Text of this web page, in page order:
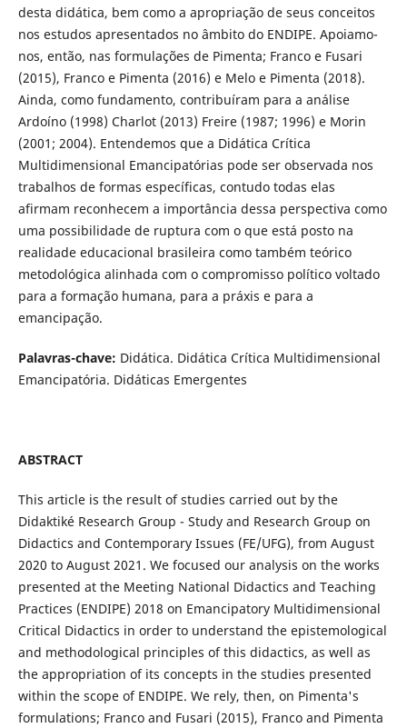
desta didática, bem como a apropriação de seus conceitos
nos estudos apresentados no âmbito do ENDIPE. Apoiamo-
nos, então, nas formulações de Pimenta; Franco e Fusari
(2015), Franco e Pimenta (2016) e Melo e Pimenta (2018).
Ainda, como fundamento, contribuíram para a análise
Ardoíno (1998) Charlot (2013) Freire (1987; 1996) e Morin
(2001; 2004). Entendemos que a Didática Crítica
Multidimensional Emancipatórias pode ser observada nos
trabalhos de formas específicas, contudo todas elas
afirmam reconhecem a importância dessa perspectiva como
uma possibilidade de ruptura com o que está posto na
realidade educacional brasileira como também teórico
metodológica alinhada com o compromisso político voltado
para a formação humana, para a práxis e para a
emancipação.
Palavras-chave: Didática. Didática Crítica Multidimensional
Emancipatória. Didáticas Emergentes
ABSTRACT
This article is the result of studies carried out by the
Didaktiké Research Group - Study and Research Group on
Didactics and Contemporary Issues (FE/UFG), from August
2020 to August 2021. We focused our analysis on the works
presented at the Meeting National Didactics and Teaching
Practices (ENDIPE) 2018 on Emancipatory Multidimensional
Critical Didactics in order to understand the epistemological
and methodological principles of this didactics, as well as
the appropriation of its concepts in the studies presented
within the scope of ENDIPE. We rely, then, on Pimenta's
formulations; Franco and Fusari (2015), Franco and Pimenta